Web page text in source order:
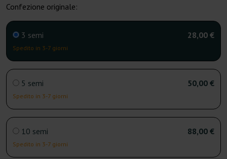
Confezione originale:
3 semi
Spedito in 3-7 giorni
28,00 €
5 semi
Spedito in 3-7 giorni
50,00 €
10 semi
Spedito in 3-7 giorni
88,00 €